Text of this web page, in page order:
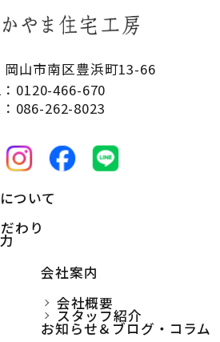
岡山市南区豊浜町13-66
0120-466-670
：086-262-8023
ついて
わり
会社案内
会社概要
スタッフ紹介
お知らせ＆ブログ・コラム